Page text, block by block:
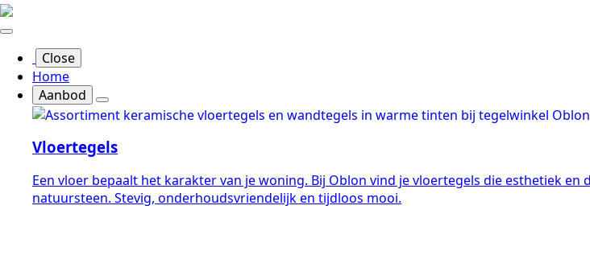
Close
Home
Aanbod
Vloertegels
Een vloer bepaalt het karakter van je woning. Bij Oblon vind je vloertegels die esthetiek
natuursteen. Stevig, onderhoudsvriendelijk en tijdloos mooi.